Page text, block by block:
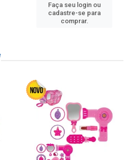
Faça seu login ou
cadastre-se para
comprar.